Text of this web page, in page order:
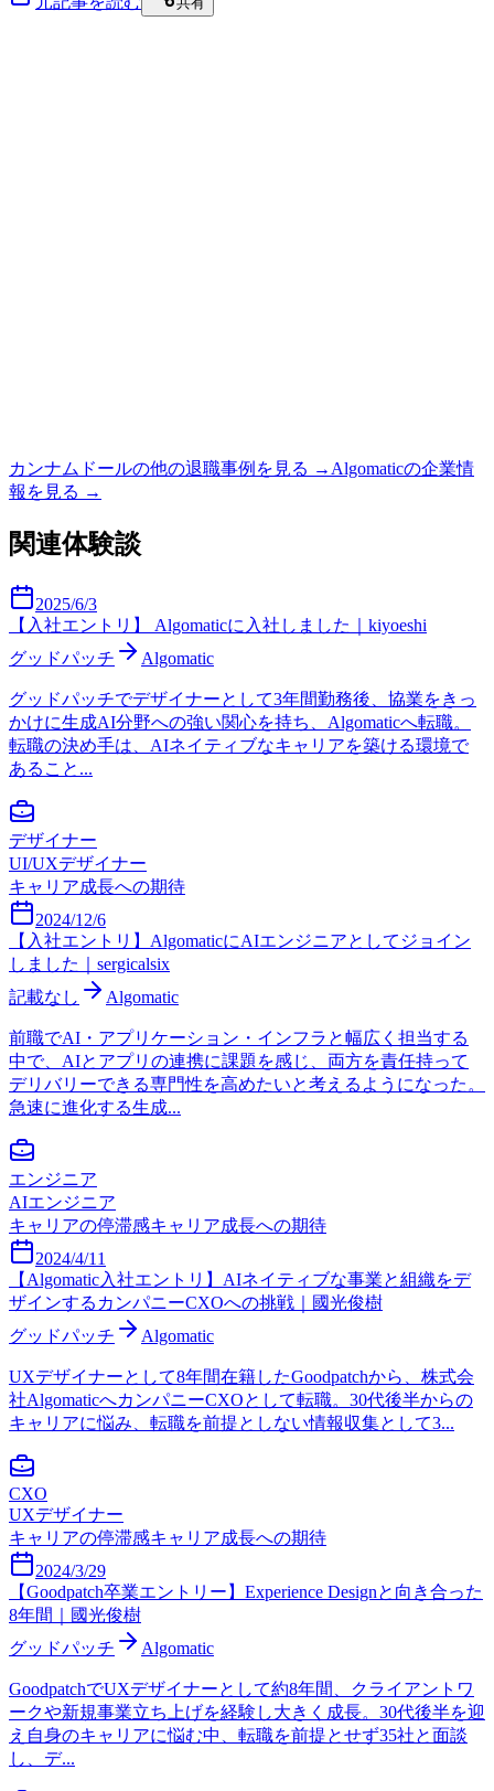
カンナムドールの他の退職事例を見る → Algomaticの企業情
報を見る →
関連体験談
2025/6/3
【入社エントリ】 Algomaticに入社しました｜kiyoeshi
グッドパッチ
Algomatic
グッドパッチでデザイナーとして3年間勤務後、協業をきっ
かけに生成AI分野への強い関心を持ち、Algomaticへ転職。
転職の決め手は、AIネイティブなキャリアを築ける環境で
あること...
デザイナー
UI/UXデザイナー
キャリア成長への期待
2024/12/6
【入社エントリ】AlgomaticにAIエンジニアとしてジョイン
しました｜sergicalsix
記載なし
Algomatic
前職でAI・アプリケーション・インフラと幅広く担当する
中で、AIとアプリの連携に課題を感じ、両方を責任持って
デリバリーできる専門性を高めたいと考えるようになった。
急速に進化する生成...
エンジニア
AIエンジニア
キャリアの停滞感キャリア成長への期待
2024/4/11
【Algomatic入社エントリ】AIネイティブな事業と組織をデ
ザインするカンパニーCXOへの挑戦｜國光俊樹
グッドパッチ
Algomatic
UXデザイナーとして8年間在籍したGoodpatchから、株式会
社AlgomaticへカンパニーCXOとして転職。30代後半からの
キャリアに悩み、転職を前提としない情報収集として3...
CXO
UXデザイナー
キャリアの停滞感キャリア成長への期待
2024/3/29
【Goodpatch卒業エントリー】Experience Designと向き合った
8年間｜國光俊樹
グッドパッチ
Algomatic
GoodpatchでUXデザイナーとして約8年間、クライアントワ
ークや新規事業立ち上げを経験し大きく成長。30代後半を迎
え自身のキャリアに悩む中、転職を前提とせず35社と面談
し、デ...